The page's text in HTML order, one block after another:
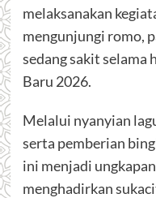
melaksanakan
mengunjungi romo,
sedang sakit selama
Baru 2026.
Melalui nyanyian
serta pemberian
ini menjadi
menghadirkan